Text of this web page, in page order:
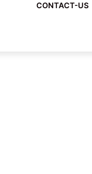
CONTACT-US